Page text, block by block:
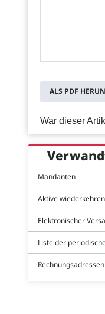
ALS PDF
War dieser
Mandanten
Aktive
Elektronischer
Liste der
Rechnungsadressen